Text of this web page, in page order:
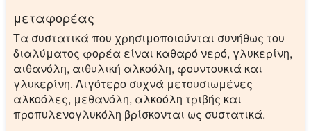
μεταφορέας
Τα συστατικά που χρησιμοποιούνται συνήθως του
διαλύματος φορέα είναι καθαρό νερό, γλυκερίνη,
αιθανόλη, αιθυλική αλκοόλη, φουντουκιά και
γλυκερίνη. Λιγότερο συχνά μετουσιωμένες
αλκοόλες, μεθανόλη, αλκοόλη τριβής και
προπυλενογλυκόλη βρίσκονται ως συστατικά.